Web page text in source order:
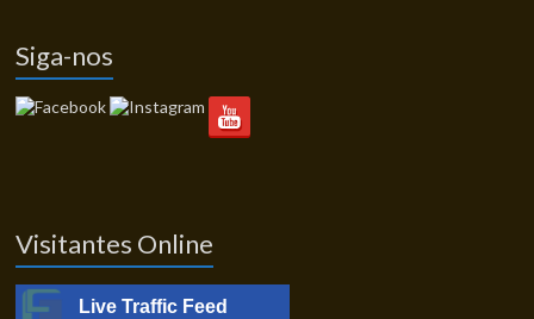
Siga-nos
Visitantes Online
Live Traffic Feed